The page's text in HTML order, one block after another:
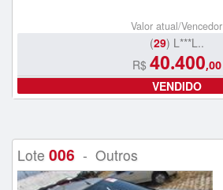
Valor atual/Vencedor
(29) L***L..
R$ 40.400,00
VENDIDO
Lote 006 - Outros